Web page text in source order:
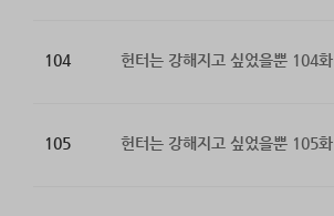
104 헌터는 강해지고 싶었을뿐 104화
105 헌터는 강해지고 싶었을뿐 105화